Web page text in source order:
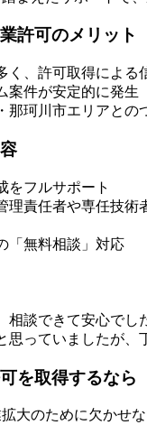
許可のメリット
く、許可取得による
案件が安定的に発生
那珂川市エリアとの
をフルサポート
理責任者や専任技術
「無料相談」対応
相談できて安心でし
思っていましたが
を取得するなら
大のために欠かせな